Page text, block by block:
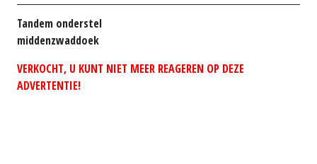
Tandem onderstel
middenzwaddoek
VERKOCHT, U KUNT NIET MEER REAGEREN OP DEZE
ADVERTENTIE!